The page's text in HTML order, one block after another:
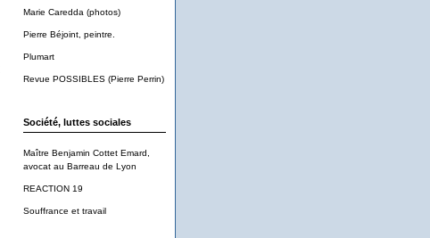
Marie Caredda (photos)
Pierre Béjoint, peintre.
Plumart
Revue POSSIBLES (Pierre Perrin)
Société, luttes sociales
Maître Benjamin Cottet Emard,
avocat au Barreau de Lyon
REACTION 19
Souffrance et travail